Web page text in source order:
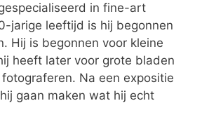
in fine-art
jarige leeftijd is hij begonnen
Hij is begonnen voor kleine
heeft later voor grote bladen
Na een expositie
gaan maken wat hij echt